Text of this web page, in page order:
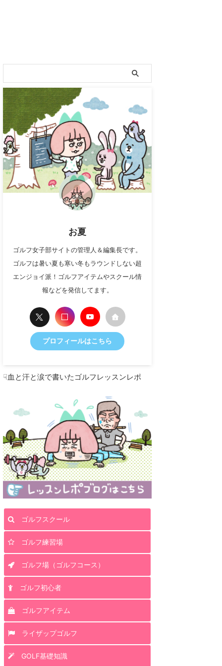
お夏
ゴルフ女子部サイトの管理人＆編集長です。
ゴルフは暑い夏も寒い冬もラウンドしない超
エンジョイ派！ゴルフアイテムやスクール情
報などを発信してます。
プロフィールはこちら
☟血と汗と涙で書いたゴルフレッスンレポ
ゴルフスクール
ゴルフ練習場
ゴルフ場（ゴルフコース）
ゴルフ初心者
ゴルフアイテム
ライザップゴルフ
GOLF基礎知識